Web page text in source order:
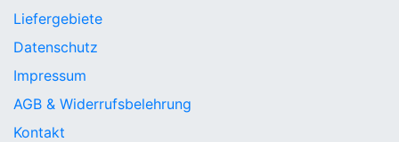
Liefergebiete
Datenschutz
Impressum
AGB & Widerrufsbelehrung
Kontakt